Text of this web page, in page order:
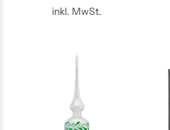
inkl. MwSt.